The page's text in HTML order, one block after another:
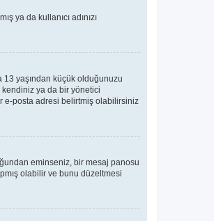
ya da kullanıcı adınızı
13 yaşından küçük olduğunuzu
kendiniz ya da bir yönetici
e-posta adresi belirtmiş olabilirsiniz
eminseniz, bir mesaj panosu
olabilir ve bunu düzeltmesi